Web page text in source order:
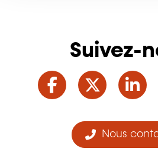
Suivez-
Facebook
Nous